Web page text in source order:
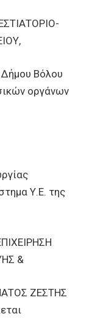
Βόλου
οργάνων
Υ.Ε. της
&
ΖΕΣΤΗΣ